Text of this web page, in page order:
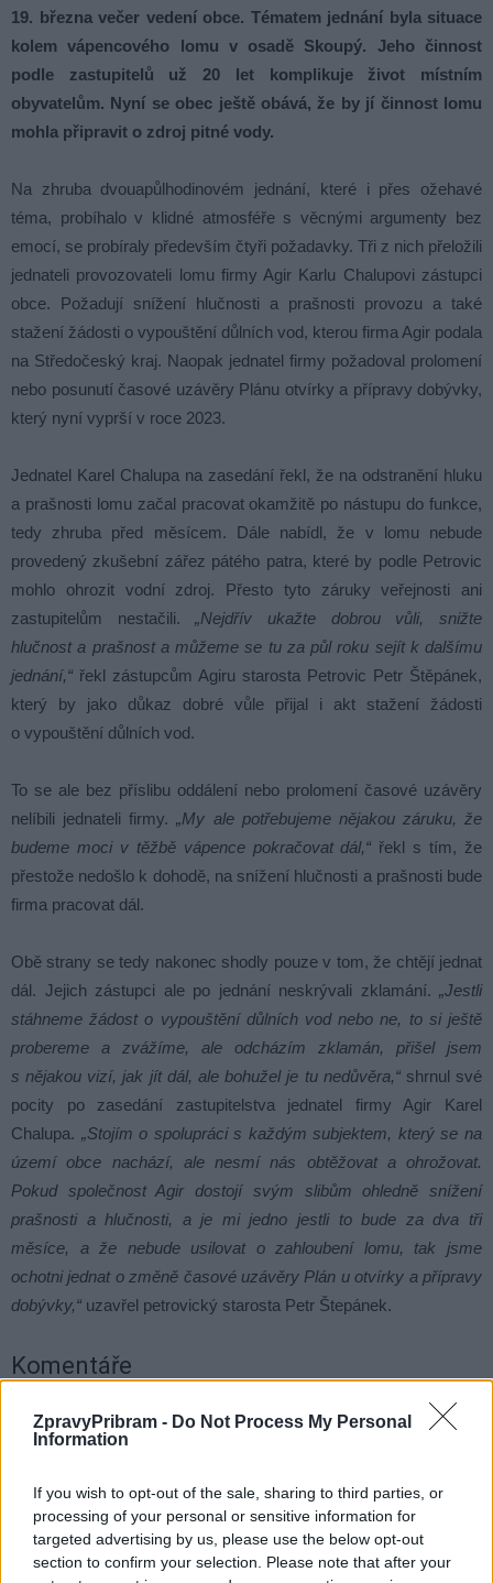
ZpravyPribram - Do Not Process My Personal
Information
If you wish to opt-out of the sale, sharing to third parties, or
processing of your personal or sensitive information for
targeted advertising by us, please use the below opt-out
section to confirm your selection. Please note that after your
19. března večer vedení obce. Tématem jednání byla situace
kolem vápencového lomu v osadě Skoupý. Jeho činnost
podle zastupitelů už 20 let komplikuje život místním
obyvatelům. Nyní se obec ještě obává, že by jí činnost lomu
mohla připravit o zdroj pitné vody.
Na zhruba dvouapůlhodinovém jednání, které i přes ožehavé
téma, probíhalo v klidné atmosféře s věcnými argumenty bez
emocí, se probíraly především čtyři požadavky. Tři z nich přeložili
jednateli provozovateli lomu firmy Agir Karlu Chalupovi zástupci
obce. Požadují snížení hlučnosti a prašnosti provozu a také
stažení žádosti o vypouštění důlních vod, kterou firma Agir podala
na Středočeský kraj. Naopak jednatel firmy požadoval prolomení
nebo posunutí časové uzávěry Plánu otvírky a přípravy dobývky,
který nyní vyprší v roce 2023.
Jednatel Karel Chalupa na zasedání řekl, že na odstranění hluku
a prašnosti lomu začal pracovat okamžitě po nástupu do funkce,
tedy zhruba před měsícem. Dále nabídl, že v lomu nebude
provedený zkušební zářez pátého patra, které by podle Petrovic
mohlo ohrozit vodní zdroj. Přesto tyto záruky veřejnosti ani
zastupitelům nestačili.„Nejdřív ukažte dobrou vůli, snižte
hlučnost a prašnost a můžeme se tu za půl roku sejít k dalšímu
jednání,“ řekl zástupcům Agiru starosta Petrovic Petr Štěpánek,
který by jako důkaz dobré vůle přijal i akt stažení žádosti
o vypouštění důlních vod.
To se ale bez příslibu oddálení nebo prolomení časové uzávěry
nelíbili jednateli firmy.„My ale potřebujeme nějakou záruku, že
budeme moci v těžbě vápence pokračovat dál,“ řekl s tím, že
přestože nedošlo k dohodě, na snížení hlučnosti a prašnosti bude
firma pracovat dál.
Obě strany se tedy nakonec shodly pouze v tom, že chtějí jednat
dál. Jejich zástupci ale po jednání neskrývali zklamání. „Jestli
stáhneme žádost o vypouštění důlních vod nebo ne, to si ještě
probereme a zvážíme, ale odcházím zklamán, přišel jsem
s nějakou vizí, jak jít dál, ale bohužel je tu nedůvěra,“shrnul své
pocity po zasedání zastupitelstva jednatel firmy Agir Karel
Chalupa. „Stojím o spolupráci s každým subjektem, který se na
území obce nachází, ale nesmí nás obtěžovat a ohrožovat.
Pokud společnost Agir dostojí svým slibům ohledně snížení
prašnosti a hlučnosti, a je mi jedno jestli to bude za dva tři
měsíce, a že nebude usilovat o zahloubení lomu, tak jsme
ochotni jednat o změně časové uzávěry Plán u otvírky a přípravy
dobývky,“ uzavřel petrovický starosta Petr Štepánek.
Komentáře
Petrovice u Sedlčan
spor voda
žádost
zastupitelstvo